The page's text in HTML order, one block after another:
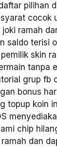
pilihan
cocok
ramah
saldo terisi
skin
tanpa
grup fb
bonus
topup koin
chip
dan